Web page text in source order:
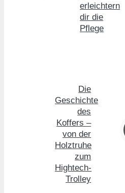
erleichtern
dir die
Pflege
Die
Geschichte
des
Koffers –
von der
Holztruhe
zum
Hightech-
Trolley